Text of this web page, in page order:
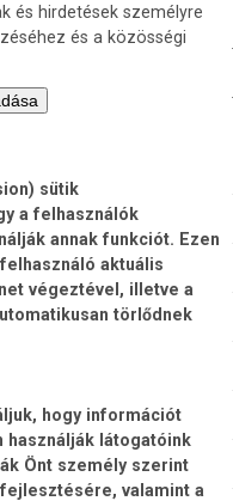
és hirdetések személyre
és a közösségi
sütik
a felhasználók
annak funkciót. Ezen
aktuális
végeztével, illetve a
törlődnek
hogy információt
használják látogatóink
Önt személy szerint
valamint a